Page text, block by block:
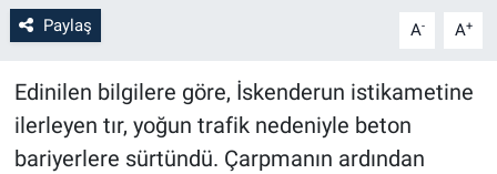
Paylaş A- A+
Edinilen bilgilere göre, İskenderun istikametine
ilerleyen tır, yoğun trafik nedeniyle beton
bariyerlere sürtündü. Çarpmanın ardından